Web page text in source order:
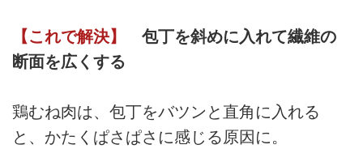
【これで解決】
包丁を斜めに入れて繊維の
断面を広くする
鶏むね肉は、包丁をバツンと直角に入れる
と、かたくぱさぱさに感じる原因に。